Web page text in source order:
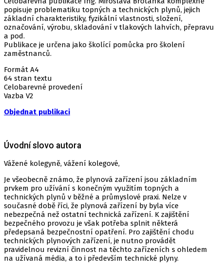
popisuje problematiku topných a technických plynů, jejich
základní charakteristiky, fyzikální vlastnosti, složení,
označování, výrobu, skladování v tlakových lahvích, přepravu
a pod.
Publikace je určena jako školící pomůcka pro školení
zaměstnanců.
Formát A4
64 stran textu
Celobarevné provedení
Vazba V2
Objednat publikaci
Úvodní slovo autora
Vážené kolegyně, vážení kolegové,
Je všeobecně známo, že plynová zařízení jsou základním
prvkem pro užívání s konečným využitím topných a
technických plynů v běžné a průmyslové praxi. Nelze v
současné době říci, že plynová zařízení by byla více
nebezpečná než ostatní technická zařízení. K zajištění
bezpečného provozu je však potřeba splnit některá
předepsaná bezpečnostní opatření. Pro zajištění chodu
technických plynových zařízení, je nutno provádět
pravidelnou revizní činnost na těchto zařízeních s ohledem
na užívaná média, a to i především technické plyny.